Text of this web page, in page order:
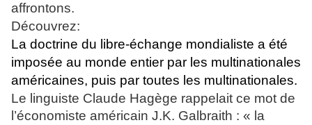
affrontons.
Découvrez:
La doctrine du libre-échange mondialiste a été
imposée au monde entier par les multinationales
américaines, puis par toutes les multinationales.
Le linguiste Claude Hagège rappelait ce mot de
l’économiste américain J.K. Galbraith : « la